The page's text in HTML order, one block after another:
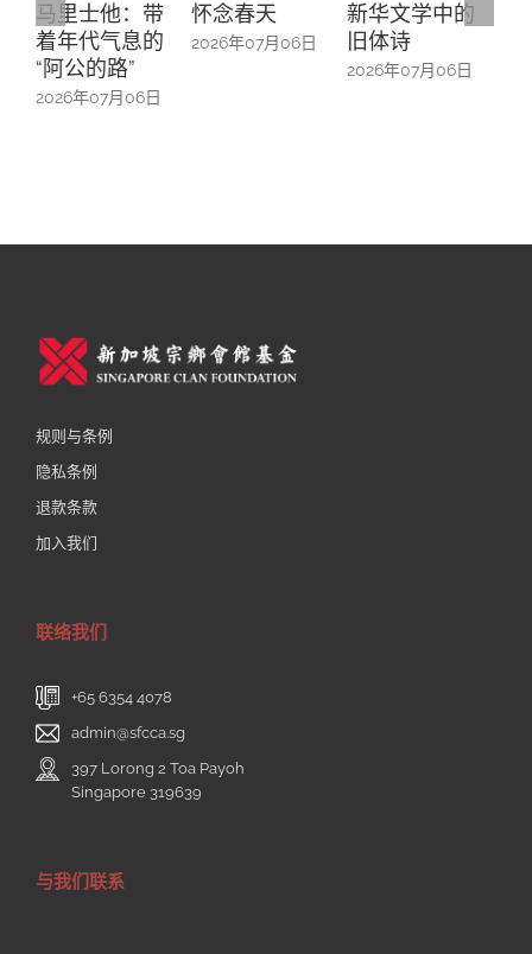
怀念春天
2026年07月06日
新华文学中的
旧体诗
螺钿留芳：碧
山亭贺仪镜框
中的百业记忆
规则与条例
隐私条例
退款条款
加入我们
联络我们
+65 6354 4078
admin@sfcca.sg
397 Lorong 2 Toa Payoh
Singapore 319639
与我们联系